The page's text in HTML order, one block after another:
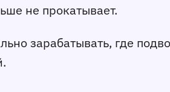
не прокатывает.
зарабатывать, где